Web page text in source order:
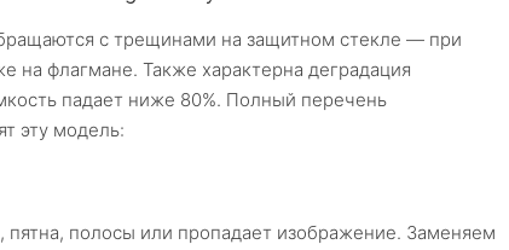
с трещинами на защитном стекле — при
на флагмане. Также характерна деградация
падает ниже 80%. Полный перечень
эту модель:
полосы или пропадает изображение. Заменяем